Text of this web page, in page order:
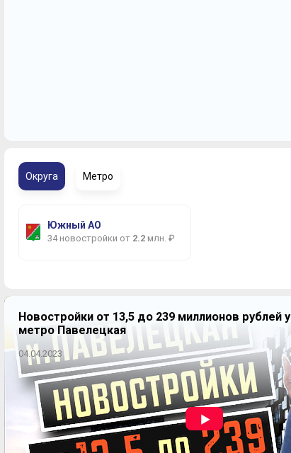
Округа Метро
Южный АО
34 новостройки от 2.2млн. ₽
Новостройки от 13,5 до 239 миллионов рублей у
метро Павелецкая
04.04.2023